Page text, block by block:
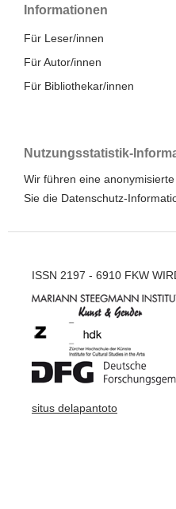
Informationen
Für Leser/innen
Für Autor/innen
Für Bibliothekar/innen
Nutzungsstatistik-
Wir führen eine
Sie die Datenschutz-
ISSN 2197 - 6910 FKW
situs delapantoto